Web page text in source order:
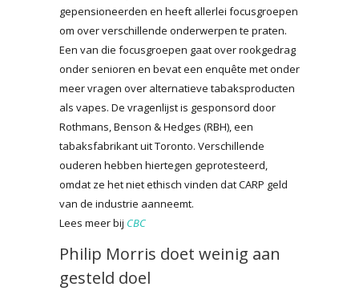
gepensioneerden en heeft allerlei focusgroepen
om over verschillende onderwerpen te praten.
Een van die focusgroepen gaat over rookgedrag
onder senioren en bevat een enquête met onder
meer vragen over alternatieve tabaksproducten
als vapes. De vragenlijst is gesponsord door
Rothmans, Benson & Hedges (RBH), een
tabaksfabrikant uit Toronto. Verschillende
ouderen hebben hiertegen geprotesteerd,
omdat ze het niet ethisch vinden dat CARP geld
van de industrie aanneemt.
Lees meer bij CBC
Philip Morris doet weinig aan
gesteld doel